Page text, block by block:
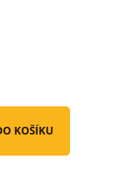
KOŠÍKU